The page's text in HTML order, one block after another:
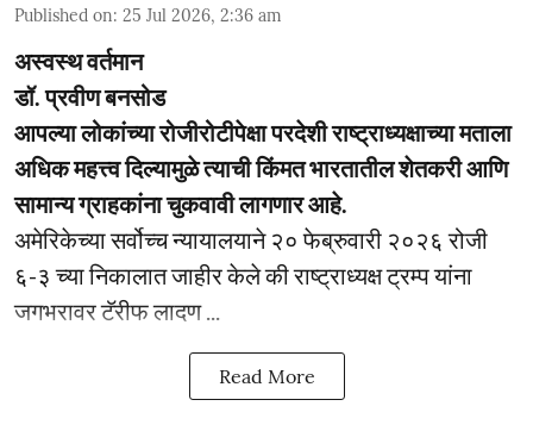
Published on: 25 Jul 2026, 2:36 am
अस्वस्थ वर्तमान
डॉ. प्रवीण बनसोड
आपल्या लोकांच्या रोजीरोटीपेक्षा परदेशी राष्ट्राध्यक्षाच्या मताला
अधिक महत्त्व दिल्यामुळे त्याची किंमत भारतातील शेतकरी आणि
सामान्य ग्राहकांना चुकवावी लागणार आहे.
अमेरिकेच्या सर्वोच्च न्यायालयाने २० फेब्रुवारी २०२६ रोजी
६-३ च्या निकालात जाहीर केले की राष्ट्राध्यक्ष ट्रम्प यांना
जगभरावर टॅरीफ लादण ...
Read More